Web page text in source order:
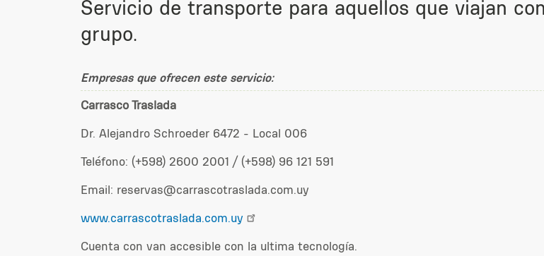
Servicio de transporte para aquellos que viajan
grupo.
Empresas que ofrecen este servicio:
Carrasco Traslada
Dr. Alejandro Schroeder 6472 - Local 006
Teléfono: (+598) 2600 2001 / (+598) 96 121 591
Email: reservas@carrascotraslada.com.uy
www.carrascotraslada.com.uy
Cuenta con van accesible con la ultima tecnología.